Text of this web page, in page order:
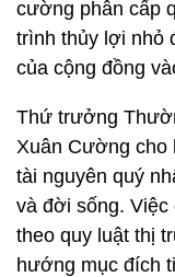
cường phân cấp
trình thủy lợi nhỏ
của cộng đồng
Thứ trưởng
Xuân Cường cho
tài nguyên quý
và đời sống.
theo quy luật thị
hướng mục đích